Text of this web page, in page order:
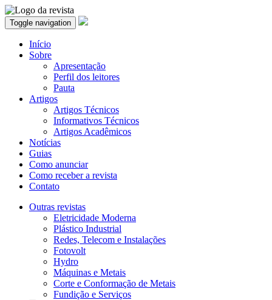
Toggle navigation
Início
Sobre
Apresentação
Perfil dos leitores
Pauta
Artigos
Artigos Técnicos
Informativos Técnicos
Artigos Acadêmicos
Notícias
Guias
Como anunciar
Como receber a revista
Contato
Outras revistas
Eletricidade Moderna
Plástico Industrial
Redes, Telecom e Instalações
Fotovolt
Hydro
Máquinas e Metais
Corte e Conformação de Metais
Fundição e Serviços